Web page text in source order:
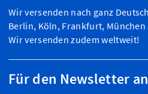
Wir versenden nach ganz
Berlin, Köln, Frankfurt,
Wir versenden zudem weltweit!
Für den Newsletter